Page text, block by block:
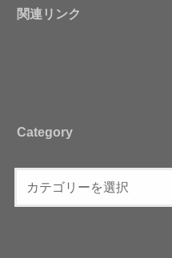
関連リンク
Category